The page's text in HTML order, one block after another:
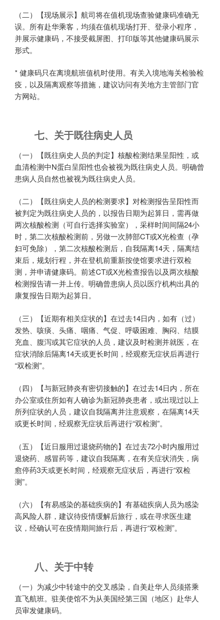
（二）【现场展示】航司将在值机现场查验健康码准确无
误。所有赴华乘客，均须在值机现场打开、登录小程序，
并展示健康码，不接受截屏图、打印版等其他健康码展示
形式。
* 健康码只在离境航班值机时使用。有关入境地海关检验检
疫，以及隔离观察等措施，建议访问有关地方主管部门官
方网站。
七、关于既往病史人员
（一）【既往病史人员的判定】核酸检测结果呈阳性，或
血清检测中N蛋白呈阳性也会被视为既往病史人员。明确曾
患病人员自然也被视为既往病史人员。
（二）【既往病史人员的检测要求】对检测报告呈阳性而
被判定为既往病史人员的，以报告日期为起算日，需再做
两次核酸检测（可自行选择实验室），采样时间间隔24小
时，第二次核酸检测前，另做一次肺部CT或X光检查（孕
妇可免除），第二次核酸检测后，自我隔离14天，隔离结
束后，规划行程，并在登机前重新按使馆要求进行双检
测，并申请健康码。前述CT或X光检查报告以及两次核酸
检测报告请一并上传。明确曾患病人员以医疗机构出具的
康复报告日期为起算日。
（三）【近期有相关症状的】在过去14日内，如有（过）
发热、咳痰、头痛、咽痛、气促、呼吸困难、胸闷、结膜
充血、腹泻或其它症状的人员，建议及时检测并就医，在
症状消除后隔离14天或更长时间，经观察无症状后再进行
“双检测”。
（四）【与新冠肺炎有密切接触的】在过去14日内，所在
办公室或住所如有人确诊为新冠肺炎患者，或出现过以上
所列症状的人员，建议自我隔离并注意观察，在隔离14天
或更长时间，经观察无症状后再进行“双检测”。
（五）【近日服用过退烧药物的】在过去72小时内服用过
退烧药、感冒药等，建议自我隔离，在有关症状消失，病
愈停药3天或更长时间，经观察无症状后，再进行“双检
测”。
（六）【有易感染的基础疾病的】有基础疾病人员为感染
高风险人群，建议待疫情缓解后旅行，或在寻求医生建
议，经确认可在疫情期间旅行后，再进行“双检测”。
八、关于中转
（一）为减少中转途中的交叉感染，自美赴华人员须搭乘
直飞航班。驻美使馆不为从美国经第三国（地区）赴华人
员审发健康码。